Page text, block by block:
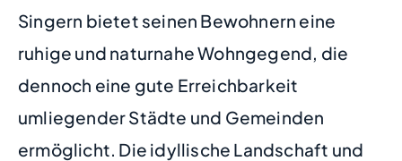
Singern bietet seinen Bewohnern eine
ruhige und naturnahe Wohngegend, die
dennoch eine gute Erreichbarkeit
umliegender Städte und Gemeinden
ermöglicht. Die idyllische Landschaft und